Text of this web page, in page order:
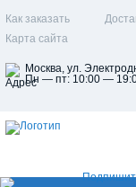
Как заказать
Карта сайта
Москва, ул.
Пн — пт: 10:00 —